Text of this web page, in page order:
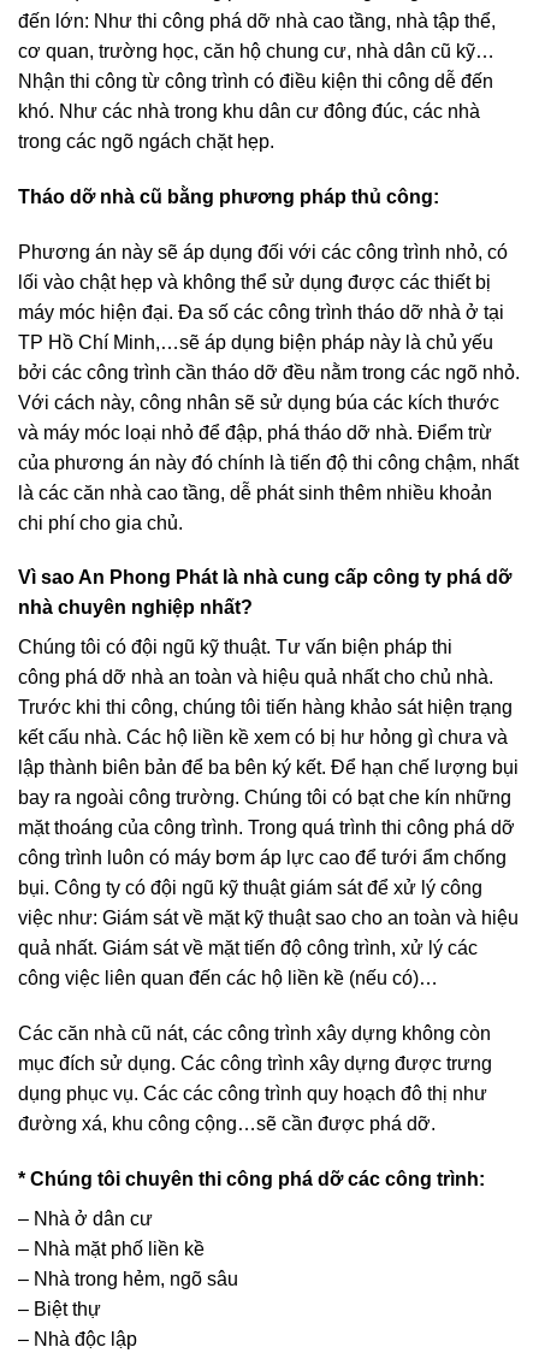
đến lớn: Như thi công phá dỡ nhà cao tầng, nhà tập thể,
cơ quan, trường học, căn hộ chung cư, nhà dân cũ kỹ…
Nhận thi công từ công trình có điều kiện thi công dễ đến
khó. Như các nhà trong khu dân cư đông đúc, các nhà
trong các ngõ ngách chặt hẹp.
Tháo dỡ nhà cũ bằng phương pháp thủ công:
Phương án này sẽ áp dụng đối với các công trình nhỏ, có
lối vào chật hẹp và không thể sử dụng được các thiết bị
máy móc hiện đại. Đa số các công trình tháo dỡ nhà ở tại
TP Hồ Chí Minh,…sẽ áp dụng biện pháp này là chủ yếu
bởi các công trình cần tháo dỡ đều nằm trong các ngõ nhỏ.
Với cách này, công nhân sẽ sử dụng búa các kích thước
và máy móc loại nhỏ để đập, phá tháo dỡ nhà. Điểm trừ
của phương án này đó chính là tiến độ thi công chậm, nhất
là các căn nhà cao tầng, dễ phát sinh thêm nhiều khoản
chi phí cho gia chủ.
Vì sao An Phong Phát là nhà cung cấp công ty phá dỡ
nhà chuyên nghiệp nhất?
Chúng tôi có đội ngũ kỹ thuật. Tư vấn biện pháp thi
công phá dỡ nhà an toàn và hiệu quả nhất cho chủ nhà.
Trước khi thi công, chúng tôi tiến hàng khảo sát hiện trạng
kết cấu nhà. Các hộ liền kề xem có bị hư hỏng gì chưa và
lập thành biên bản để ba bên ký kết. Để hạn chế lượng bụi
bay ra ngoài công trường. Chúng tôi có bạt che kín những
mặt thoáng của công trình. Trong quá trình thi công phá dỡ
công trình luôn có máy bơm áp lực cao để tưới ẩm chống
bụi. Công ty có đội ngũ kỹ thuật giám sát để xử lý công
việc như: Giám sát về mặt kỹ thuật sao cho an toàn và hiệu
quả nhất. Giám sát về mặt tiến độ công trình, xử lý các
công việc liên quan đến các hộ liền kề (nếu có)…
Các căn nhà cũ nát, các công trình xây dựng không còn
mục đích sử dụng. Các công trình xây dựng được trưng
dụng phục vụ. Các các công trình quy hoạch đô thị như
đường xá, khu công cộng…sẽ cần được phá dỡ.
* Chúng tôi chuyên thi công phá dỡ các công trình:
– Nhà ở dân cư
– Nhà mặt phố liền kề
– Nhà trong hẻm, ngõ sâu
– Biệt thự
– Nhà độc lập